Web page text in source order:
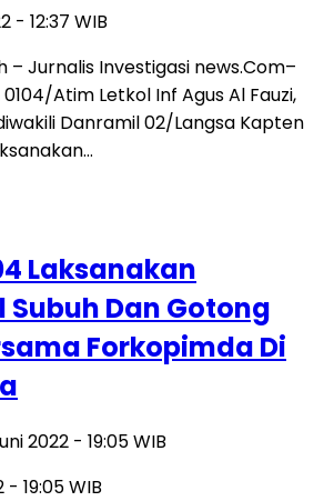
- 12:37 WIB
– Jurnalis Investigasi news.Com–
Atim Letkol Inf Agus Al Fauzi,
diwakili Danramil 02/Langsa Kapten
Laksanakan
Dan Gotong
Forkopimda Di
2022 - 19:05 WIB
19:05 WIB